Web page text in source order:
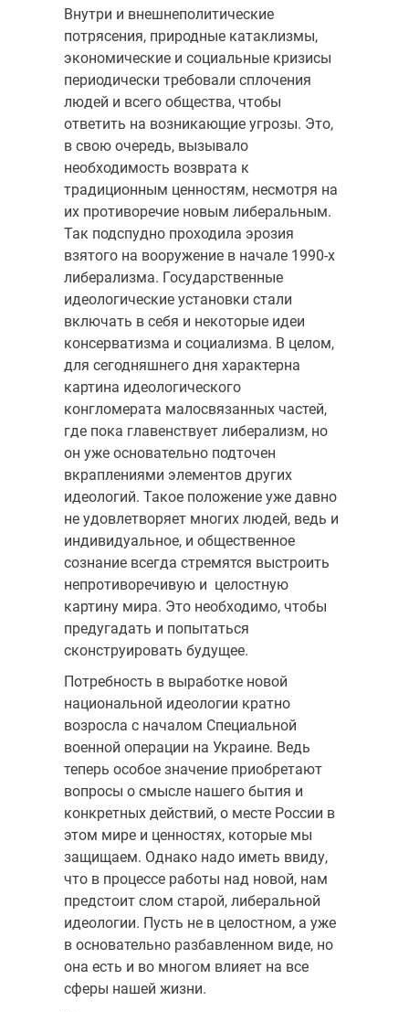
Внутри и внешнеполитические
потрясения, природные катаклизмы,
экономические и социальные кризисы
периодически требовали сплочения
людей и всего общества, чтобы
ответить на возникающие угрозы. Это,
в свою очередь, вызывало
необходимость возврата к
традиционным ценностям, несмотря на
их противоречие новым либеральным.
Так подспудно проходила эрозия
взятого на вооружение в начале 1990-х
либерализма. Государственные
идеологические установки стали
включать в себя и некоторые идеи
консерватизма и социализма. В целом,
для сегодняшнего дня характерна
картина идеологического
конгломерата малосвязанных частей,
где пока главенствует либерализм, но
он уже основательно подточен
вкраплениями элементов других
идеологий. Такое положение уже давно
не удовлетворяет многих людей, ведь и
индивидуальное, и общественное
сознание всегда стремятся выстроить
непротиворечивую и целостную
картину мира. Это необходимо, чтобы
предугадать и попытаться
сконструировать будущее.
Потребность в выработке новой
национальной идеологии кратно
возросла с началом Специальной
военной операции на Украине. Ведь
теперь особое значение приобретают
вопросы о смысле нашего бытия и
конкретных действий, о месте России в
этом мире и ценностях, которые мы
защищаем. Однако надо иметь ввиду,
что в процессе работы над новой, нам
предстоит слом старой, либеральной
идеологии. Пусть не в целостном, а уже
в основательно разбавленном виде, но
она есть и во многом влияет на все
сферы нашей жизни.